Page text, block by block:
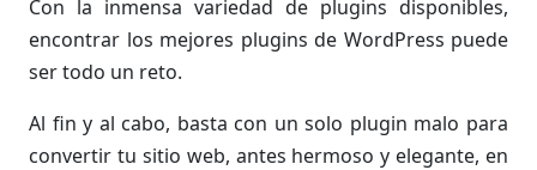
Con la inmensa variedad de plugins disponibles,
encontrar los mejores plugins de WordPress puede
ser todo un reto.
Al fin y al cabo, basta con un solo plugin malo para
convertir tu sitio web, antes hermoso y elegante, en